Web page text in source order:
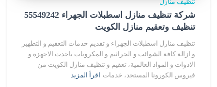
شركة تنظيف منازل اسطبلات الجهراء 55549242
تنظيف وتعقيم منازل الكويت
تنظيف منازل اسطبلات الجهراء و تقديم خدمات التعقيم و التطهير
و ازالة كافة الشوائب و الجراثيم و المكروبات باحدث الاجهزة و
الادوات و المواد العالمية، تعقيم و تنظيف منازل الكويت من
فيروس الكورونا المستجد، خدمات اقرأ المزيد